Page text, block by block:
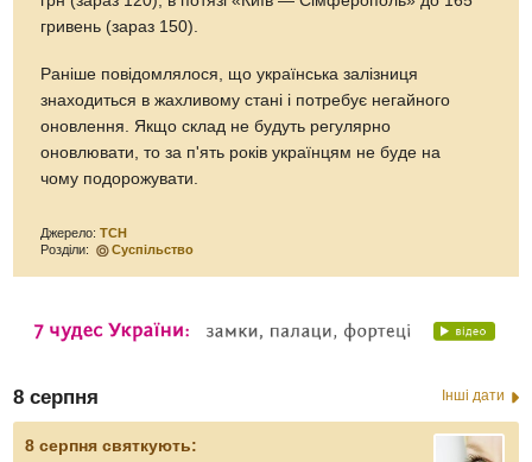
гривень (зараз 150).
Раніше повідомлялося, що українська залізниця
знаходиться в жахливому стані і потребує негайного
оновлення. Якщо склад не будуть регулярно
оновлювати, то за п'ять років українцям не буде на
чому подорожувати.
Джерело:ТСН
Розділи:
Суспільство
8 серпня Інші дати
8 серпня святкують: